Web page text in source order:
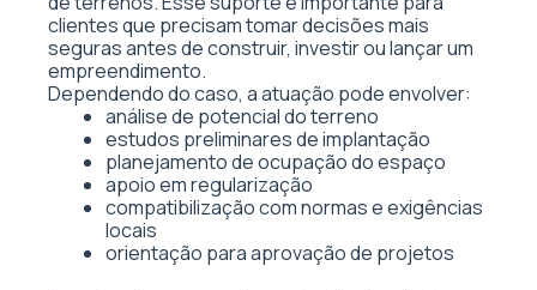
clientes que precisam tomar decisões mais
seguras antes de construir, investir ou lançar um
empreendimento.
Dependendo do caso, a atuação pode envolver:
análise de potencial do terreno
estudos preliminares de implantação
planejamento de ocupação do espaço
apoio em regularização
compatibilização com normas e exigências
locais
orientação para aprovação de projetos